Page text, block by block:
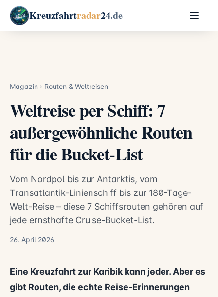
Kreuzfahrtradar24.de
Magazin › Routen & Weltreisen
Weltreise per Schiff: 7
außergewöhnliche Routen
für die Bucket-List
Vom Nordpol bis zur Antarktis, vom
Transatlantik-Linienschiff bis zur 180-Tage-
Welt-Reise – diese 7 Schiffsrouten gehören auf
jede ernsthafte Cruise-Bucket-List.
26. April 2026
Eine Kreuzfahrt zur Karibik kann jeder. Aber es
gibt Routen, die echte Reise-Erinnerungen